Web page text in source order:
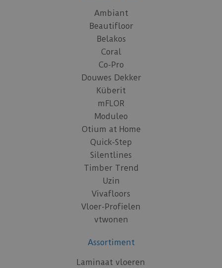
Ambiant
Beautifloor
Belakos
Coral
Co-Pro
Douwes Dekker
Küberit
mFLOR
Moduleo
Otium at Home
Quick-Step
Silentlines
Timber Trend
Uzin
Vivafloors
Vloer-Profielen
vtwonen
Assortiment
Laminaat vloeren